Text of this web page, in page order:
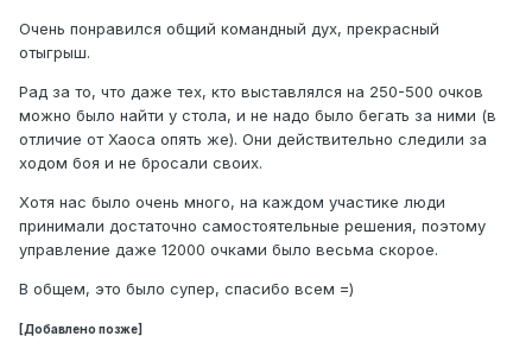
Очень понравился общий командный дух, прекрасный
отыгрыш.
Рад за то, что даже тех, кто выставлялся на 250-500 очков
можно было найти у стола, и не надо было бегать за ними (в
отличие от Хаоса опять же). Они действительно следили за
ходом боя и не бросали своих.
Хотя нас было очень много, на каждом участике люди
принимали достаточно самостоятельные решения, поэтому
управление даже 12000 очками было весьма скорое.
В общем, это было супер, спасибо всем =)
[Добавлено позже]